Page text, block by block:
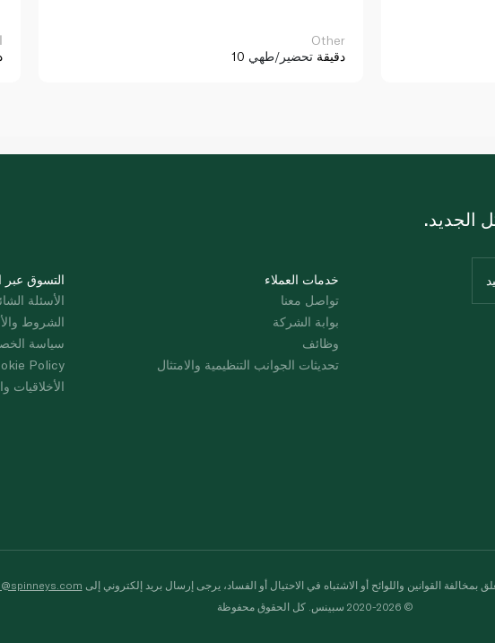
Other
10 دقيقة تحضير/طهي
التسوق عبر
الأسئلة
الشروط
سياسة
Policy
الأخلاقيات
خدمات العملاء
تواصل معنا
بوابة الشركة
وظائف
تحديثات الجوانب التنظيمية والامتثال
الجديد.
القوانين واللوائح أو الاشتباه في الاحتيال أو الفساد، يرجى إرسال بريد إلكتروني إلى
© 2020-2026 سبينس. كل الحقوق محفوظة